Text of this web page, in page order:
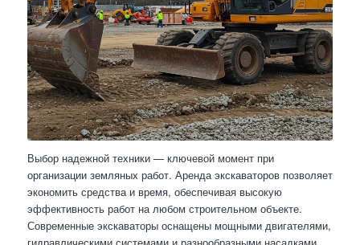
Выбор надежной техники — ключевой момент при
организации земляных работ. Аренда экскаваторов позволяет
экономить средства и время, обеспечивая высокую
эффективность работ на любом строительном объекте.
Современные экскаваторы оснащены мощными двигателями,